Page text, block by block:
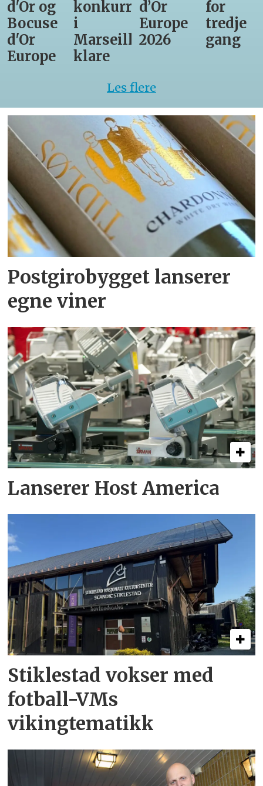
d'Or og
Bocuse
d'Or
Europe
konkurrenter
i
Marseille
klare
d’Or
Europe
2026
for
tredje
gang
Les flere
Postgirobygget lanserer
egne viner
Lanserer Host America
Stiklestad vokser med
fotball-VMs
vikingtematikk